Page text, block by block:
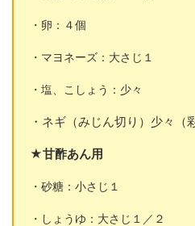
・卵：４個
・マヨネーズ：大さじ１
・塩、こしょう：少々
・ネギ（みじん切り）少々（
★甘酢あん用
・砂糖：小さじ１
・しょうゆ：大さじ１／２